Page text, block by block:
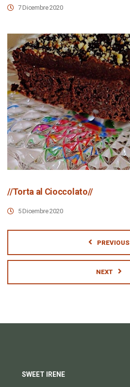
7 Dicembre 2020
//Torta al Cioccolato//
5 Dicembre 2020
PREVIOUS
NEXT
SWEET IRENE